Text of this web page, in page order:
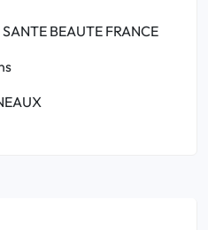
BEAUTE FRANCE